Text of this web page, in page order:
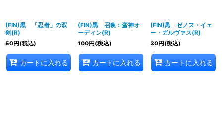
(FIN)黒 「忍者」の双
剣(R)
50円(税込)
カートに入れる
(FIN)黒 召喚：蛮神オ
ーディン(R)
100円(税込)
カートに入れる
(FIN)黒 ゼノス・イェ
ー・ガルヴァス(R)
30円(税込)
カートに入れる